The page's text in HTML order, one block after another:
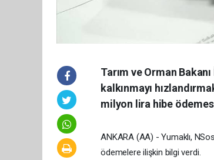
Tarım ve Orman
kalkınmayı
milyon lira hibe
ANKARA (AA) - Yumaklı,
ödemelere ilişkin bilgi verdi.